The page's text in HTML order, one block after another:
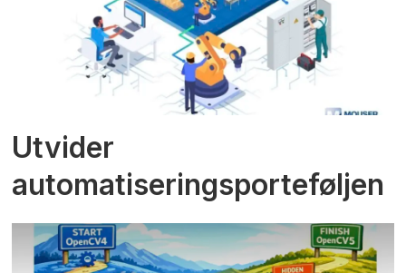
Utvider
automatiseringsporteføljen